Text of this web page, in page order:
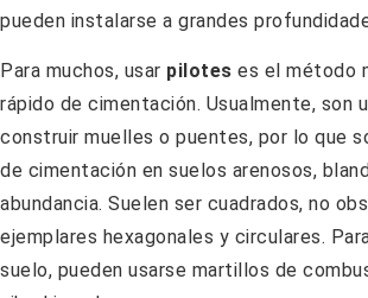
pueden instalarse a grandes
Para muchos, usar pilotes es el método
rápido de cimentación. Usualmente, son
construir muelles o puentes, por lo que
de cimentación en suelos arenosos,
abundancia. Suelen ser cuadrados, no
ejemplares hexagonales y circulares.
suelo, pueden usarse martillos de